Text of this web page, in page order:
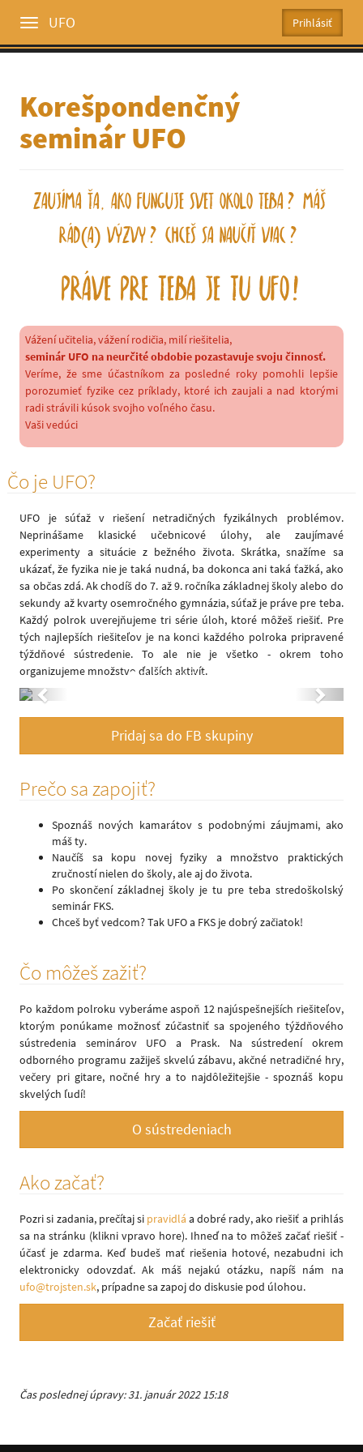
ToggleUFO
Korešpondenčný
seminár UFO
Zaujíma Ťa, ako funguje svet okolo Teba? Máš
rád(a) výzvy? Chceš sa naučiť viac?
Práve pre Teba je tu UFO!
Vážení učitelia, vážení rodičia, milí riešitelia,
seminár UFO na neurčité obdobie pozastavuje svoju činnosť.
Veríme, že sme účastníkom za posledné roky pomohli lepšie
porozumieť fyzike cez príklady, ktoré ich zaujali a nad ktorými
radi strávili kúsok svojho voľného času.
Vaši vedúci
Čo je UFO?
UFO je súťaž v riešení netradičných fyzikálnych problémov.
Neprinášame klasické učebnicové úlohy, ale zaujímavé
experimenty a situácie z bežného života. Skrátka, snažíme sa
ukázať, že fyzika nie je taká nudná, ba dokonca ani taká ťažká, ako
sa občas zdá. Ak chodíš do 7. až 9. ročníka základnej školy alebo do
sekundy až kvarty osemročného gymnázia, súťaž je práve pre teba.
Každý polrok uverejňujeme tri série úloh, ktoré môžeš riešiť. Pre
tých najlepších riešiteľov je na konci každého polroka pripravené
týždňové sústredenie. To ale nie je všetko - okrem toho
organizujeme množstvo ďalších aktivít.
Previous Next
Pridaj sa do FB skupiny
Prečo sa zapojiť?
Spoznáš nových kamarátov s podobnými záujmami, ako
máš ty.
Naučíš sa kopu novej fyziky a množstvo praktických
zručností nielen do školy, ale aj do života.
Po skončení základnej školy je tu pre teba stredoškolský
seminár FKS.
Chceš byť vedcom? Tak UFO a FKS je dobrý začiatok!
Čo môžeš zažiť?
Po každom polroku vyberáme aspoň 12 najúspešnejších riešiteľov,
ktorým ponúkame možnosť zúčastniť sa spojeného týždňového
sústredenia seminárov UFO a Prask. Na sústredení okrem
odborného programu zažiješ skvelú zábavu, akčné netradičné hry,
večery pri gitare, nočné hry a to najdôležitejšie - spoznáš kopu
skvelých ľudí!
O sústredeniach
Ako začať?
Pozri si zadania, prečítaj si pravidlá a dobré rady, ako riešiť a prihlás
sa na stránku (klikni vpravo hore). Ihneď na to môžeš začať riešiť -
účasť je zdarma. Keď budeš mať riešenia hotové, nezabudni ich
elektronicky odovzdať. Ak máš nejakú otázku, napíš nám na
ufo@trojsten.sk, prípadne sa zapoj do diskusie pod úlohou.
Začať riešiť
Čas poslednej úpravy: 31. január 2022 15:18